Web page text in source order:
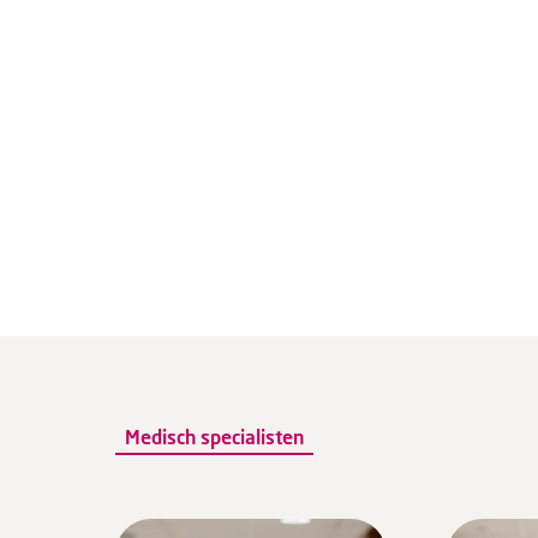
Medisch specialisten